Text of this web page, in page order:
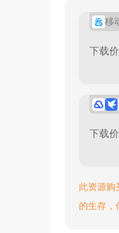
移
下载
下载
此资源购
的生存，